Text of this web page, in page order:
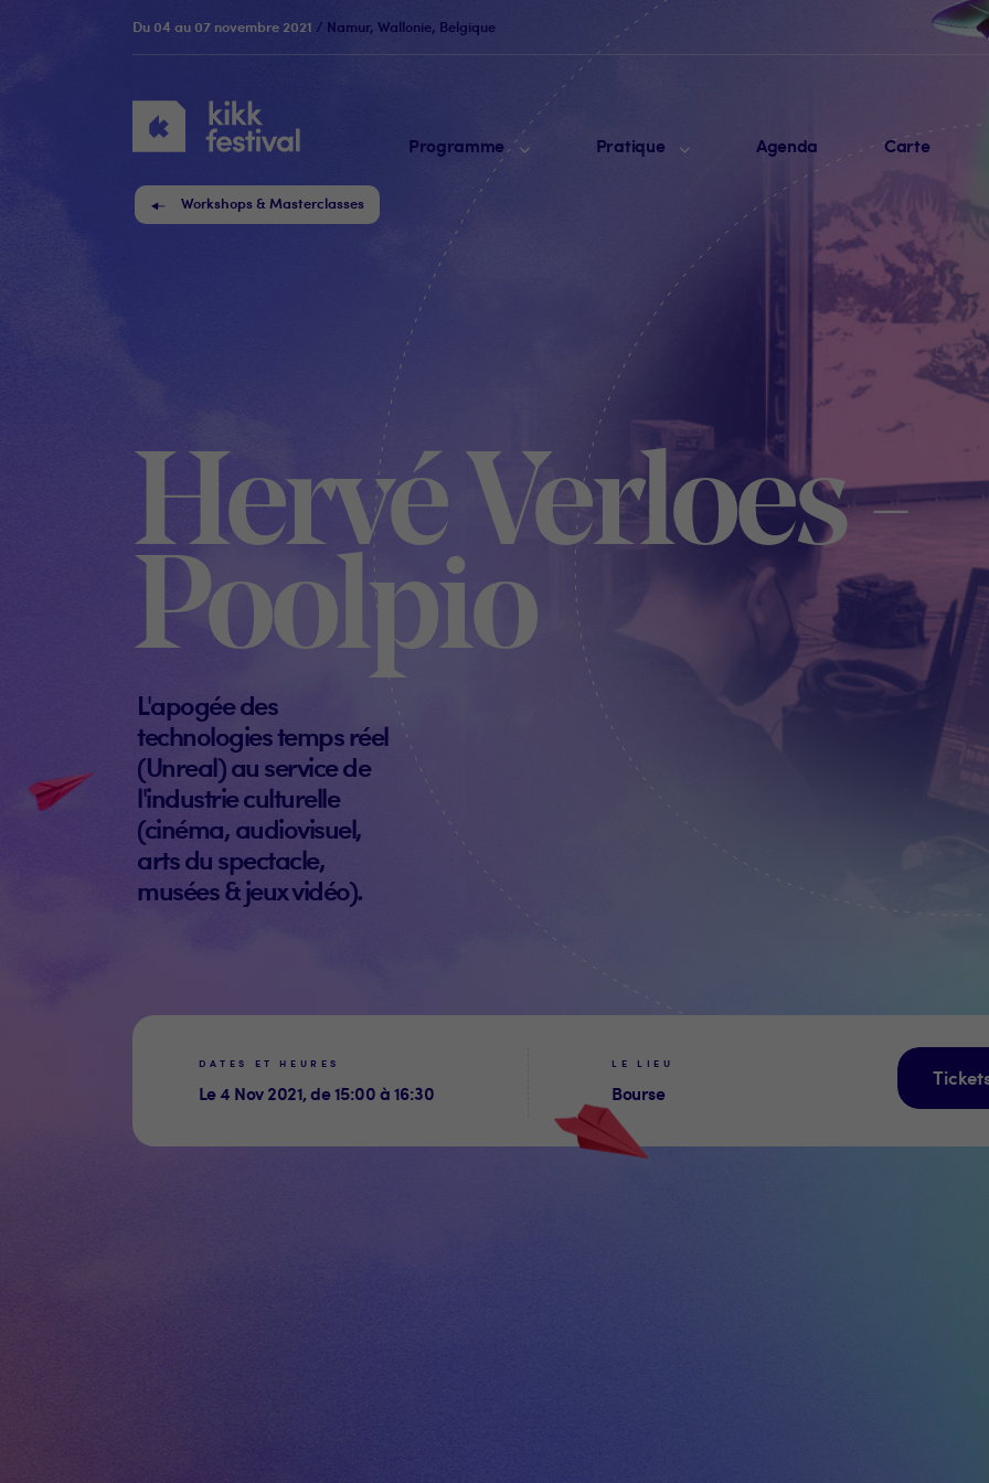
KIKK
Festival
Programme Pratique Agenda Carte
Du 04 au 07 novembre 2021 / Namur, Wallonie, Belgique
Workshops & Masterclasses
Hervé Verloes -
Poolpio
L'apogée des
technologies temps réel
(Unreal) au service de
l'industrie culturelle
(cinéma, audiovisuel,
arts du spectacle,
musées & jeux vidéo).
DATES ET HEURES
Le 4 Nov 2021, de 15:00 à 16:30
LE LIEU
Bourse